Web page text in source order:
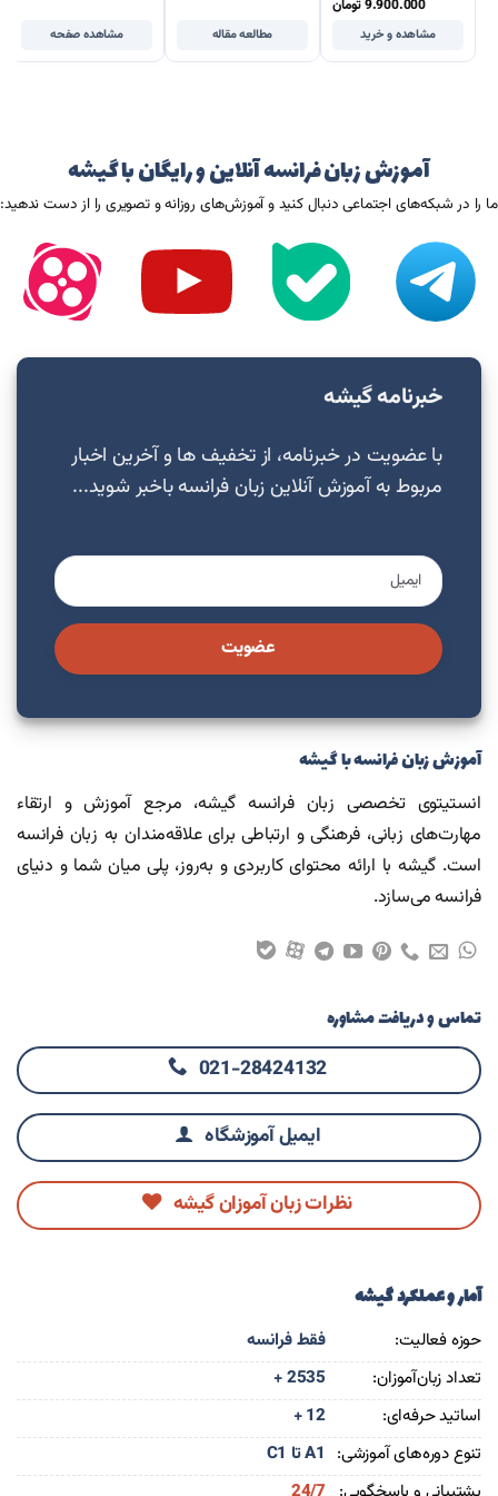
9.900.000تومان
مشاهده و خرید مطالعه مقاله مشاهده صفحه
آموزش زبان فرانسه آنلاین و رایگان با گیشه
ما را در شبکه‌های اجتماعی دنبال کنید و آموزش‌های روزانه و تصویری را از دست ندهید:
خبرنامه گیشه
با عضویت در خبرنامه، از تخفیف ها و آخرین اخبار
مربوط به آموزش آنلاین زبان فرانسه باخبر شوید...
عضویت
آموزش زبان فرانسه با گیشه
انستیتوی تخصصی زبان فرانسه گیشه، مرجع آموزش و ارتقاء
مهارت‌های زبانی، فرهنگی و ارتباطی برای علاقه‌مندان به زبان فرانسه
است. گیشه با ارائه محتوای کاربردی و به‌روز، پلی میان شما و دنیای
فرانسه می‌سازد.
تماس و دریافت مشاوره
021-28424132
ایمیل آموزشگاه
نظرات زبان آموزان گیشه
آمار و عملکرد گیشه
حوزه فعالیت:
فقط فرانسه
تعداد زبان‌آموزان:
+ 2535
اساتید حرفه‌ای:
+ 12
تنوع دوره‌های آموزشی: A1 تا C1